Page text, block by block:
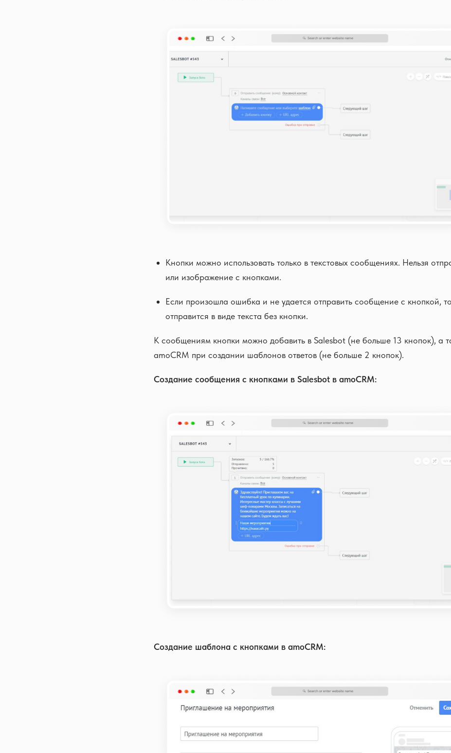
Кнопки можно использовать только в текстовых сообщениях. Нельзя
или изображение с кнопками.
Если произошла ошибка и не удается отправить сообщение с кнопкой,
отправится в виде текста без кнопки.
К сообщениям кнопки можно добавить в Salesbot (не больше 13 кнопок), а
amoCRM при создании шаблонов ответов (не больше 2 кнопок).
Создание сообщения с кнопками в Salesbot в amoCRM:
Создание шаблона с кнопками в amoCRM: